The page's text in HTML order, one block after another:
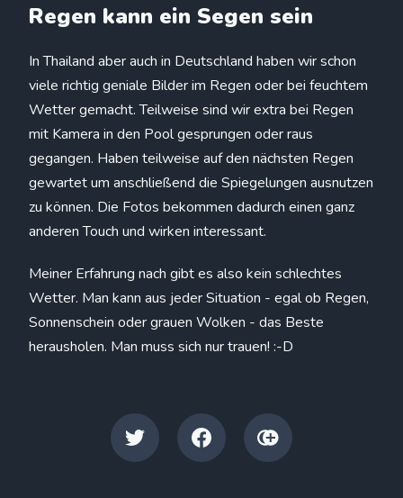
Regen kann ein Segen sein
In Thailand aber auch in Deutschland haben wir schon
viele richtig geniale Bilder im Regen oder bei feuchtem
Wetter gemacht. Teilweise sind wir extra bei Regen
mit Kamera in den Pool gesprungen oder raus
gegangen. Haben teilweise auf den nächsten Regen
gewartet um anschließend die Spiegelungen ausnutzen
zu können. Die Fotos bekommen dadurch einen ganz
anderen Touch und wirken interessant.
Meiner Erfahrung nach gibt es also kein schlechtes
Wetter. Man kann aus jeder Situation - egal ob Regen,
Sonnenschein oder grauen Wolken - das Beste
herausholen. Man muss sich nur trauen! :-D